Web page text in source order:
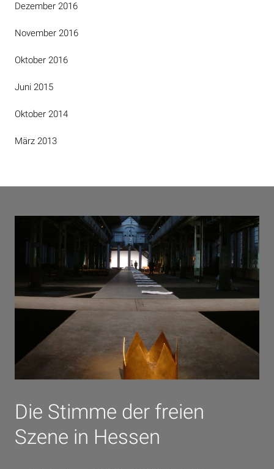
Dezember 2016
November 2016
Oktober 2016
Juni 2015
Oktober 2014
März 2013
Die Stimme der freien
Szene in Hessen